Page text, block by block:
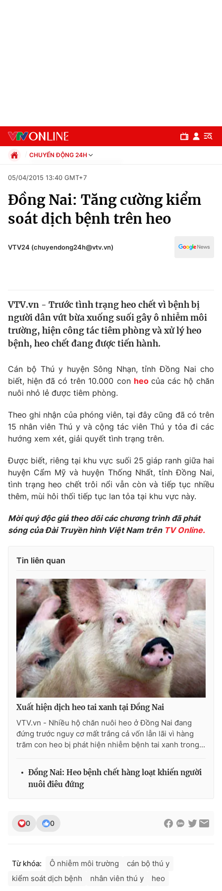
Chuyên mục
Chính trị
Thế giới
Thế giới đó đây
Kinh tế
Tài chính
Thị trường
Góc doanh nghiệp
Dữ liệu và đời sống
Truyền hình
Hậu trường
Nhân vật
Giải sao mai
Giải trí
Điện ảnh
Âm nhạc
Sao
Đời sống
Làm đẹp
Giáo dục
Tuyển sinh
Học trực tuyến
Hitech Công nghệ tương lai
Sản phẩm
Thị trường
Tư vấn
Lịch phát sóng
Chuyên mục khác
Emagazine Podcast
Photo Infographic
Video Shorts video
VTV Money VTV Thể thao
VTV Sức khoẻ Bất động sản
VTV4 Vươn mình bằng AI
VTV9 VTV8
CHUYỂN ĐỘNG 24H
Xã hội
Pháp luật
Kinh tế
Thể thao
Văn hóa - Giải trí
Giáo dục
05/04/2015 13:40 GMT+7
Đồng Nai: Tăng cường kiểm
soát dịch bệnh trên heo
VTV24 (chuyendong24h@vtv.vn)
VTV.vn - Trước tình trạng heo chết vì bệnh bị
người dân vứt bừa xuống suối gây ô nhiễm môi
trường, hiện công tác tiêm phòng và xử lý heo
bệnh, heo chết đang được tiến hành.
Cán bộ Thú y huyện Sông Nhạn, tỉnh Đồng Nai cho
biết, hiện đã có trên 10.000 con heo của các hộ chăn
nuôi nhỏ lẻ được tiêm phòng.
Theo ghi nhận của phóng viên, tại đây cũng đã có trên
15 nhân viên Thú y và cộng tác viên Thú y tỏa đi các
hướng xem xét, giải quyết tình trạng trên.
Được biết, riêng tại khu vực suối 25 giáp ranh giữa hai
huyện Cẩm Mỹ và huyện Thống Nhất, tỉnh Đồng Nai,
tình trạng heo chết trôi nổi vẫn còn và tiếp tục nhiều
thêm, mùi hôi thối tiếp tục lan tỏa tại khu vực này.
Mời quý độc giả theo dõi các chương trình đã phát
sóng của Đài Truyền hình Việt Nam trên TV Online.
Tin liên quan
Xuất hiện dịch heo tai xanh tại Đồng Nai
VTV.vn - Nhiều hộ chăn nuôi heo ở Đồng Nai đang
đứng trước nguy cơ mất trắng cả vốn lẫn lãi vì hàng
trăm con heo bị phát hiện nhiễm bệnh tai xanh trong...
Đồng Nai: Heo bệnh chết hàng loạt khiến người
nuôi điêu đứng
0 0
Từ khóa: Ô nhiễm môi trường
cán bộ thú y
kiểm soát dịch bệnh
nhân viên thú y heo